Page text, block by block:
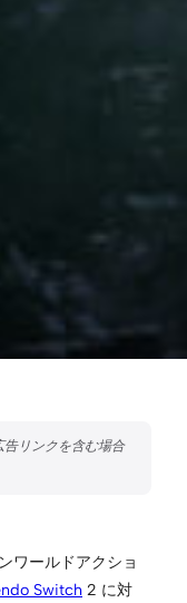
ワールドアクショ
Switch 2 に対